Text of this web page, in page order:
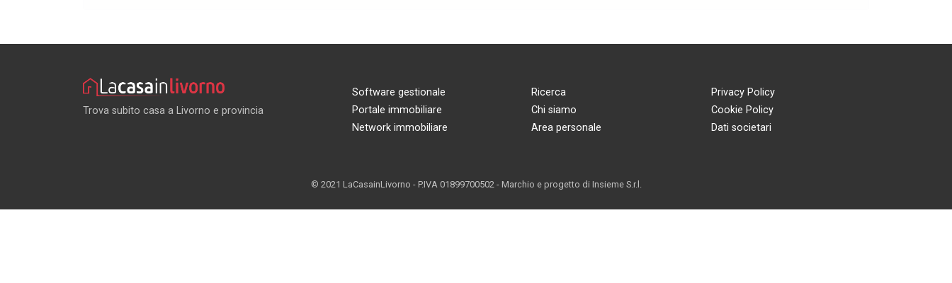
Trova subito casa a Livorno e provincia
Software gestionale
Portale immobiliare
Network immobiliare
Ricerca
Chi siamo
Area personale
Privacy Policy
Cookie Policy
Dati societari
© 2021 LaCasainLivorno - P.IVA 01899700502 - Marchio e progetto di Insieme S.r.l.